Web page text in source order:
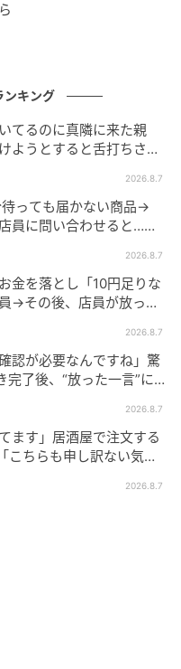
日
より
に作成しています。
づき、編集部にて事
上で公開していま
とした体験、TRILL
了・匿名】
よね？」寝ていると思
ンキング
てるのに真隣に来た親
ようとすると舌打ちさ
2026.8.7
っても届かない商品→
員に問い合わせると…そ
2026.8.7
金を落とし「10円足りな
→その後、店員が放っ
2026.8.7
認が必要なんですね」驚
了後、“放った一言”に銀
2026.8.7
ます」居酒屋で注文する
こちらも申し訳ない気持
2026.8.7